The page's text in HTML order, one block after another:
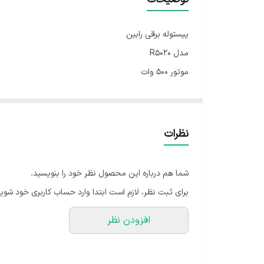
پیستوله برقی رابین
مدل R5020
موتور ۵۰۰ وات
گران روی ۵۰ دین بر ثانیه
نازل ۲.۶ میلی‌متر
نظرات
شما هم درباره این محصول نظر خود را بنویسید.
برای ثبت نظر، لازم است ابتدا وارد حساب کاربری خود
افزودن نظر